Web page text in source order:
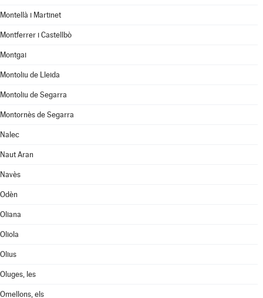
Montellà i Martinet
Montferrer i Castellbò
Montgai
Montoliu de Lleida
Montoliu de Segarra
Montornès de Segarra
Nalec
Naut Aran
Navès
Odèn
Oliana
Oliola
Olius
Oluges, les
Omellons, els